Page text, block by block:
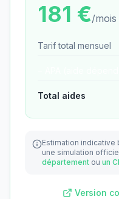
181 €/mois
Tarif total mensuel
Total aides
Estimation indicative
une simulation
département ou un
Version